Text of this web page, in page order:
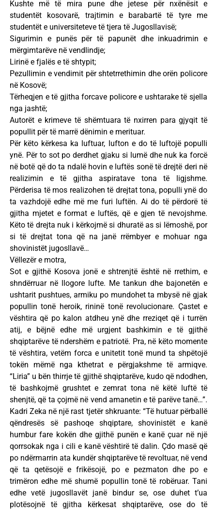
Kushte më të mira pune dhe jetese për nxënësit e
studentët kosovarë, trajtimin e barabartë të tyre me
studentët e universiteteve të tjera të Jugosllavisë;
Sigurimin e punës për të papunët dhe inkuadrimin e
mërgimtarëve në vendlindje;
Lirinë e fjalës e të shtypit;
Pezullimin e vendimit për shtetrrethimin dhe orën policore
në Kosovë;
Tërheqjen e të gjitha forcave policore e ushtarake të sjella
nga jashtë;
Autorët e krimeve të shëmtuara të nxirren para gjyqit të
popullit për të marrë dënimin e merituar.
Për këto kërkesa ka luftuar, lufton e do të luftojë populli
ynë. Për to sot po derdhet gjaku si lumë dhe nuk ka forcë
në botë që do ta ndalë hovin e luftës sonë të drejtë deri në
realizimin e të gjitha aspiratave tona të ligjshme.
Përderisa të mos realizohen të drejtat tona, populli ynë do
ta vazhdojë edhe më me furi luftën. Ai do të përdorë të
gjitha mjetet e format e luftës, që e gjen të nevojshme.
Këto të drejta nuk i kërkojmë si dhuratë as si lëmoshë, por
si të drejtat tona që na janë rrëmbyer e mohuar nga
shovinistët jugosllavë…
Vëllezër e motra,
Sot e gjithë Kosova jonë e shtrenjtë është në rrethim, e
shndërruar në llogore lufte. Me tankun dhe bajonetën e
ushtarit pushtues, armiku po mundohet ta mbysë në gjak
popullin tonë heroik, rininë tonë revolucionare. Çastet e
vështira që po kalon atdheu ynë dhe rreziqet që i turrën
atij, e bëjnë edhe më urgjent bashkimin e të gjithë
shqiptarëve të ndershëm e patriotë. Pra, në këto momente
të vështira, vetëm forca e unitetit tonë mund ta shpëtojë
tokën mëmë nga kthetrat e përgjakshme të armiqve.
“Liria” u bën thirrje të gjithë shqiptarëve, kudo që ndodhen,
të bashkojmë grushtet e zemrat tona në këtë luftë të
shenjtë, që ta çojmë në vend amanetin e të parëve tanë…”.
Kadri Zeka në një rast tjetër shkruante: “Të hutuar përballë
qëndresës së pashoqe shqiptare, shovinistët e kanë
humbur fare kokën dhe gjithë punën e kanë çuar në një
qorrsokak nga i cili e kanë vështirë të dalin. Çdo masë që
po ndërmarrin ata kundër shqiptarëve të revoltuar, në vend
që ta qetësojë e frikësojë, po e pezmaton dhe po e
trimëron edhe më shumë popullin tonë të robëruar. Tani
edhe vetë jugosllavët janë bindur se, ose duhet t’ua
plotësojnë të gjitha kërkesat shqiptarëve, ose do të